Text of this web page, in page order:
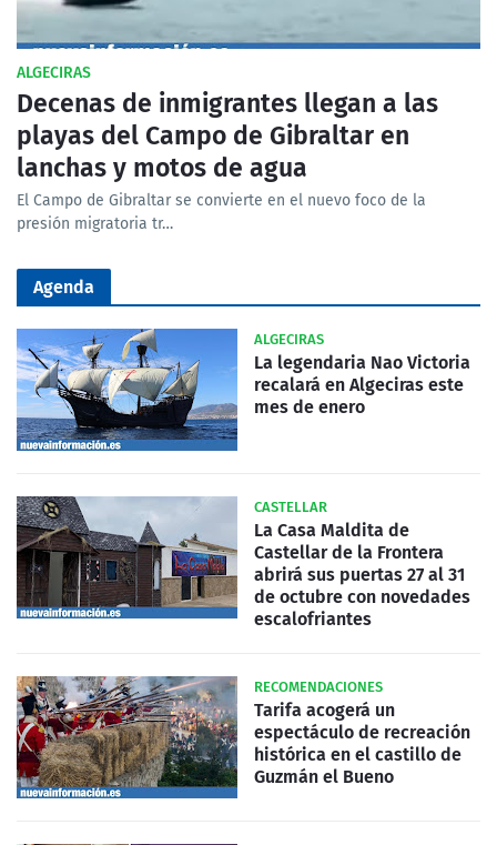
ALGECIRAS
Decenas de inmigrantes llegan a las
playas del Campo de Gibraltar en
lanchas y motos de agua
El Campo de Gibraltar se convierte en el nuevo foco de la
presión migratoria tr…
Agenda
ALGECIRAS
La legendaria Nao Victoria
recalará en Algeciras este
mes de enero
CASTELLAR
La Casa Maldita de
Castellar de la Frontera
abrirá sus puertas 27 al 31
de octubre con novedades
escalofriantes
RECOMENDACIONES
Tarifa acogerá un
espectáculo de recreación
histórica en el castillo de
Guzmán el Bueno